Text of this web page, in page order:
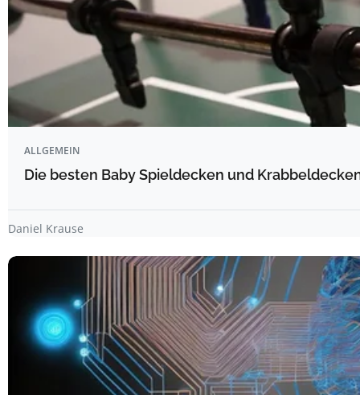
ALLGEMEIN
Die besten Baby Spieldecken und
Daniel Krause